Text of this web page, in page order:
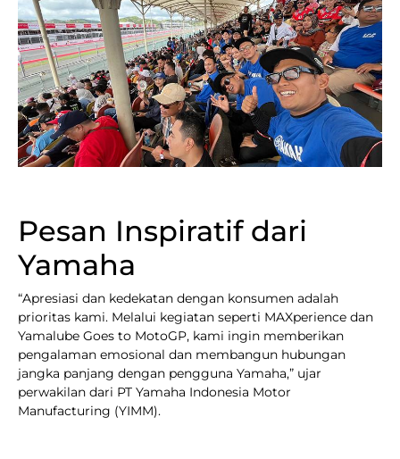
Pesan Inspiratif dari
Yamaha
“Apresiasi dan kedekatan dengan konsumen adalah
prioritas kami. Melalui kegiatan seperti MAXperience dan
Yamalube Goes to MotoGP, kami ingin memberikan
pengalaman emosional dan membangun hubungan
jangka panjang dengan pengguna Yamaha,” ujar
perwakilan dari PT Yamaha Indonesia Motor
Manufacturing (YIMM).